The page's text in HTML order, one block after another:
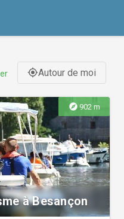
gps_fixedAutour de moi
explore 902 m
à Besançon